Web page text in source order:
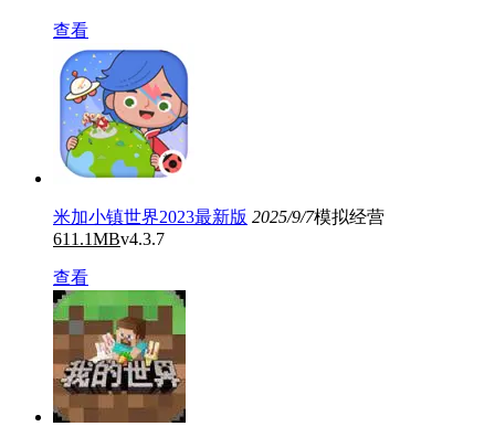
查看
米加小镇世界2023最新版 2025/9/7模拟经营
611.1MBv4.3.7
查看